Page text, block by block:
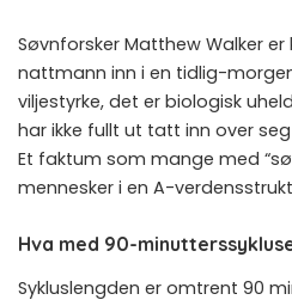
Søvnforsker Matthew Walker
nattmann inn i en tidlig-
viljestyrke, det er biologisk
har ikke fullt ut tatt inn over
Et faktum som mange med
mennesker i en A-
Hva med 90-
Sykluslengden er omtrent 90